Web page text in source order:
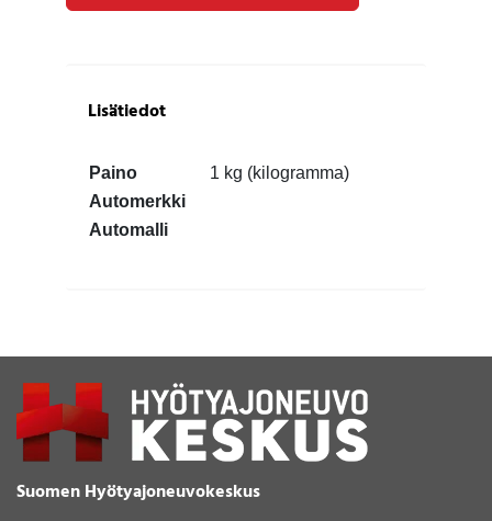
Lisätiedot
Paino
1 kg (kilogramma)
Automerkki
Automalli
Suomen Hyötyajoneuvokeskus